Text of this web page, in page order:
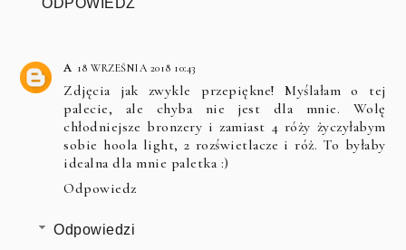
ODPOWIEDZ
A 18 WRZEŚNIA 2018 10:43
Zdjęcia jak zwykle przepiękne! Myślałam o tej
palecie, ale chyba nie jest dla mnie. Wolę
chłodniejsze bronzery i zamiast 4 róży życzyłabym
sobie hoola light, 2 rozświetlacze i róż. To byłaby
idealna dla mnie paletka :)
Odpowiedz
Odpowiedzi